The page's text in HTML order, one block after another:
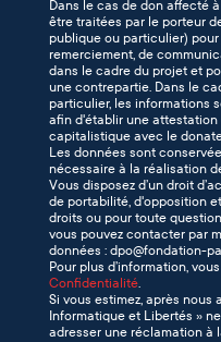
Dans le cas de don affecté
être traitées par le porteur
publique ou particulier)
remerciement, de
dans le cadre du projet et
une contrepartie. Dans le
particulier, les informations
afin d'établir une
capitalistique avec le
Les données sont
nécessaire à la réalisation
Vous disposez d’un droit
de portabilité, d'opposition
droits ou pour toute
vous pouvez contacter par
données : dpo@fondation-
Pour plus d’information,
Confidentialité.
Si vous estimez, après nous
Informatique et Libertés »
adresser une réclamation à